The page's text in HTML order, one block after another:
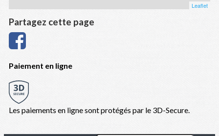
Leaflet
Partagez cette page
Paiement en ligne
Les paiements en ligne sont protégés par le 3D-Secure.